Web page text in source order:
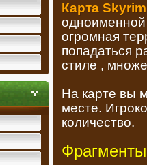
Карта Skyrim
одноименной
огромная
попадаться
стиле ,
На карте вы
месте.
количество.